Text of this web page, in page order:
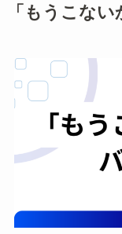
「もうこな